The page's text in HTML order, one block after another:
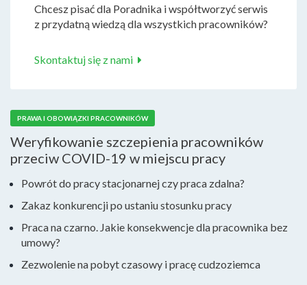
Chcesz pisać dla Poradnika i współtworzyć serwis
z przydatną wiedzą dla wszystkich pracowników?
Skontaktuj się z nami
PRAWA I OBOWIĄZKI PRACOWNIKÓW
Weryfikowanie szczepienia pracowników
przeciw COVID-19 w miejscu pracy
Powrót do pracy stacjonarnej czy praca zdalna?
Zakaz konkurencji po ustaniu stosunku pracy
Praca na czarno. Jakie konsekwencje dla pracownika bez
umowy?
Zezwolenie na pobyt czasowy i pracę cudzoziemca